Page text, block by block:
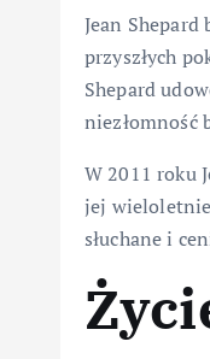
Jean
przyszłych
Shepard
niezłomność
W 2011 roku
jej
słuchane i